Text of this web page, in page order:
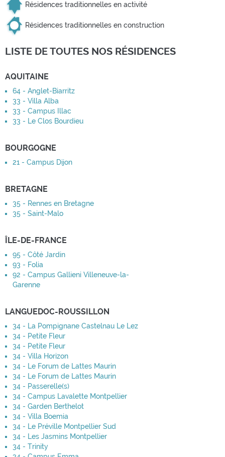
Résidences traditionnelles en activité
Résidences traditionnelles en construction
LISTE DE TOUTES NOS RÉSIDENCES
AQUITAINE
64 - Anglet-Biarritz
33 - Villa Alba
33 - Campus Illac
33 - Le Clos Bourdieu
BOURGOGNE
21 - Campus Dijon
BRETAGNE
35 - Rennes en Bretagne
35 - Saint-Malo
ÎLE-DE-FRANCE
95 - Côté Jardin
93 - Folia
92 - Campus Gallieni Villeneuve-la-
Garenne
LANGUEDOC-ROUSSILLON
34 - La Pompignane Castelnau Le Lez
34 - Petite Fleur
34 - Petite Fleur
34 - Villa Horizon
34 - Le Forum de Lattes Maurin
34 - Le Forum de Lattes Maurin
34 - Passerelle(s)
34 - Campus Lavalette Montpellier
34 - Garden Berthelot
34 - Villa Boemia
34 - Le Préville Montpellier Sud
34 - Les Jasmins Montpellier
34 - Trinity